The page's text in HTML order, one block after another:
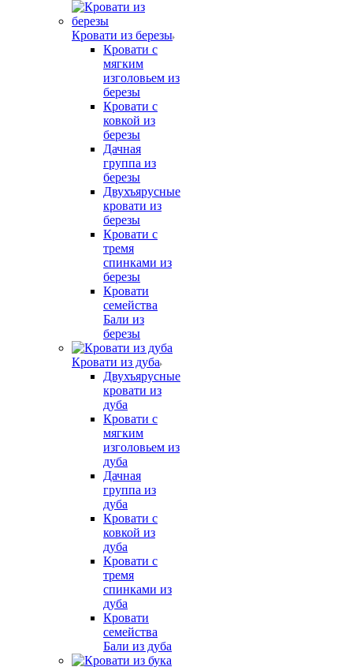
Кровати из березы
Кровати с
мягким
изголовьем из
березы
Кровати с
ковкой из
березы
Дачная
группа из
березы
Двухъярусные
кровати из
березы
Кровати с
тремя
спинками из
березы
Кровати
семейства
Бали из
березы
Кровати из дуба
Двухъярусные
кровати из
дуба
Кровати с
мягким
изголовьем из
дуба
Дачная
группа из
дуба
Кровати с
ковкой из
дуба
Кровати с
тремя
спинками из
дуба
Кровати
семейства
Бали из дуба